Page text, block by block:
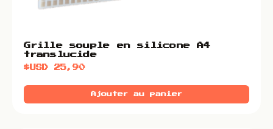
Grille souple en silicone A4
translucide
$USD25,90
Ajouter au panier